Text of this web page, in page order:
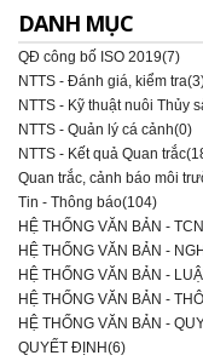
DANH MỤC
QĐ công bố ISO 2019(7)
NTTS - Đánh giá, kiểm
NTTS - Kỹ thuật nuôi Thủy
NTTS - Quản lý cá cảnh(0)
NTTS - Kết quả Quan
Quan trắc, cảnh báo môi
Tin - Thông báo(104)
HỆ THỐNG VĂN BẢN -
HỆ THỐNG VĂN BẢN -
HỆ THỐNG VĂN BẢN -
HỆ THỐNG VĂN BẢN -
HỆ THỐNG VĂN BẢN -
QUYẾT ĐỊNH(6)